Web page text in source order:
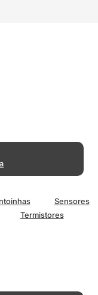
Sensores
Termistores